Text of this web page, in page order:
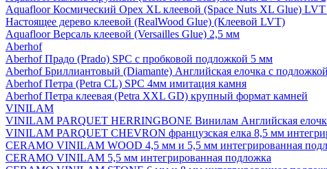
Aquafloor Космический Орех XL клеевой (Space Nuts XL Glue)
Настоящее дерево клеевой (RealWood Glue) (Клеевой LVT)
Aquafloor Версаль клеевой (Versailles Glue) 2,5 мм
Aberhof
Aberhof Прадо (Prado) SPC с пробковой подложкой 5 мм
Aberhof Бриллиантовый (Diamante) Английская елочка с подложкой
Aberhof Петра (Petra CL) SPC 4мм имитация камня
Aberhof Петра клеевая (Petra XXL GD) крупный формат камней
VINILAM
VINILAM PARQUET HERRINGBONE Винилам Английская
VINILAM PARQUET CHEVRON французская елка 8,5 мм
CERAMO VINILAM WOOD 4,5 мм и 5,5 мм интегрированная
CERAMO VINILAM 5,5 мм интегрированная подложка